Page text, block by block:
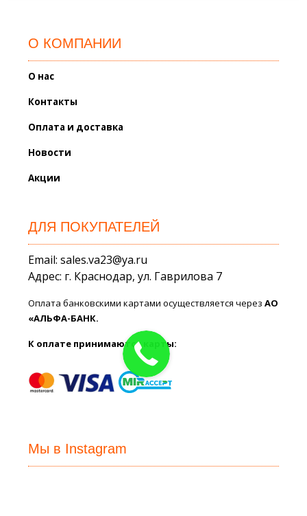
О КОМПАНИИ
О нас
Контакты
Оплата и доставка
Новости
Акции
ДЛЯ ПОКУПАТЕЛЕЙ
Email: sales.va23@ya.ru
Адрес: г. Краснодар, ул. Гаврилова 7
Оплата банковскими картами осуществляется черезАО
«АЛЬФА-БАНК.
К оплате принимаются карты:
Мы в Instagram